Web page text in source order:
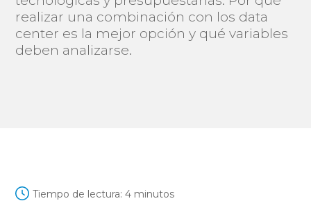
realizar una combinación con los data
center es la mejor opción y qué variables
deben analizarse.
Tiempo de lectura: 4 minutos